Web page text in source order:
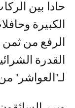
حادا بين
الكبيرة
الرفع من
القدرة
لـ"العواشر"